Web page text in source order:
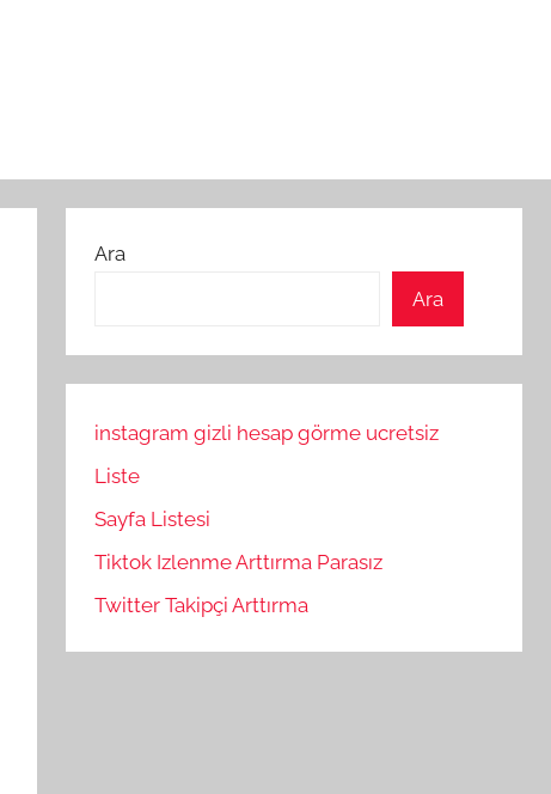
Ara
Ara
instagram gizli hesap görme ucretsiz
Liste
Sayfa Listesi
Tiktok Izlenme Arttırma Parasız
Twitter Takipçi Arttırma